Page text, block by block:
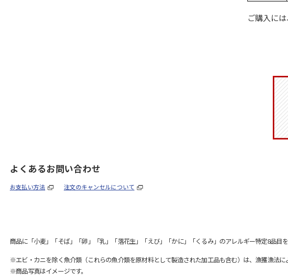
ご購入に
よくあるお問い合わせ
お支払い方法 注文のキャンセルについて
商品に「小麦」「そば」「卵」「乳」「落花生」「えび」「かに」「くるみ」のアレルギー特定8品目
※エビ・カニを除く魚介類（これらの魚介類を原材料として製造された加工品も含む）は、漁獲漁法
※商品写真はイメージです。